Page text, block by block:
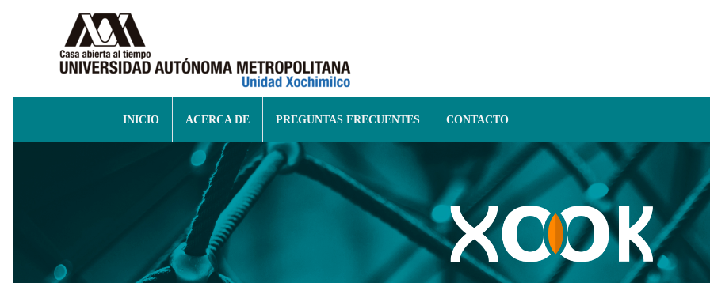
INICIO ACERCA DE PREGUNTAS FRECUENTES CONTACTO